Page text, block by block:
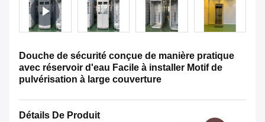
Douche de sécurité conçue de manière pratique
avec réservoir d'eau Facile à installer Motif de
pulvérisation à large couverture
Détails De Produit